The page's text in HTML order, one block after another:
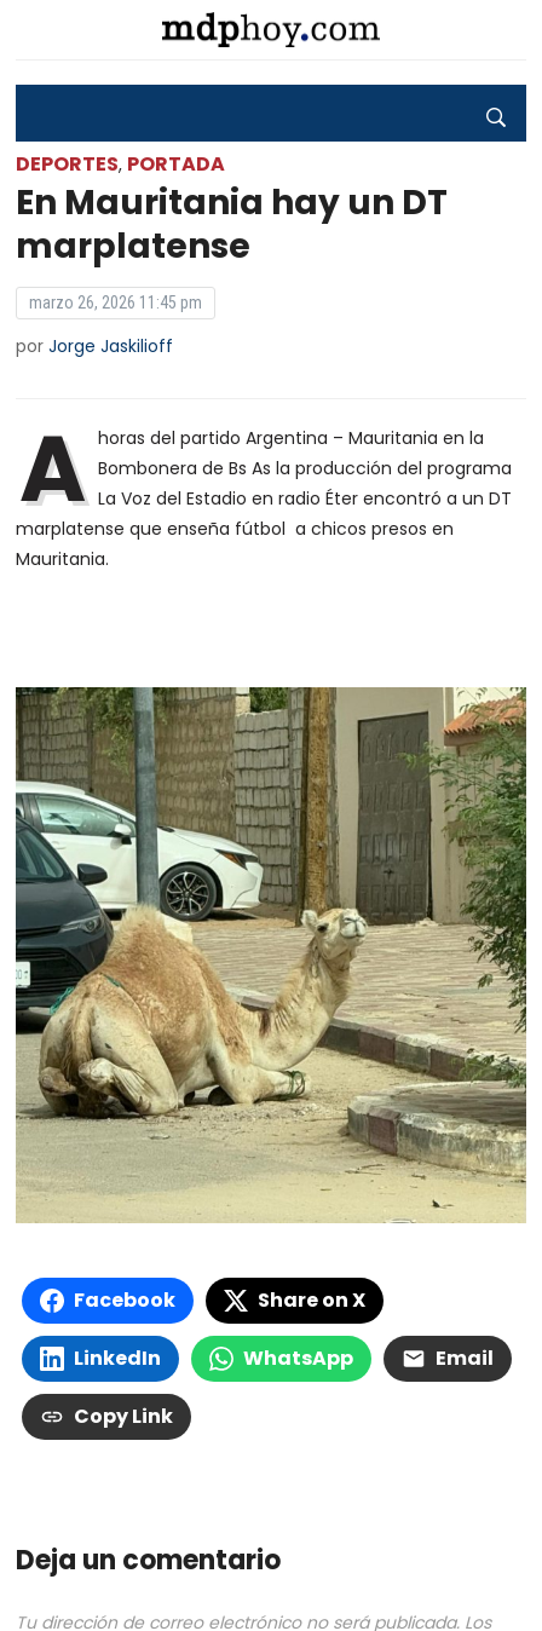
DEPORTES, PORTADA
En Mauritania hay un DT
marplatense
marzo 26, 2026 11:45 pm
porJorge Jaskilioff
A horas del partido Argentina – Mauritania en la
Bombonera de Bs As la producción del programa
La Voz del Estadio en radio Éter encontró a un DT
marplatense que enseña fútbol a chicos presos en
Mauritania.
Facebook Share on X
LinkedIn WhatsApp Email
Copy Link
Deja un comentario
Tu dirección de correo electrónico no será publicada. Los